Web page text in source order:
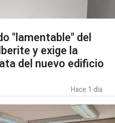
"lamentable" del
y exige la
del nuevo edificio
Hace 1 día